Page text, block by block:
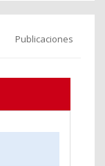
Publicaciones